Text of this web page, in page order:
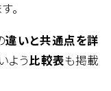
。
違いと共通点を詳
よう比較表も掲載